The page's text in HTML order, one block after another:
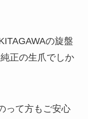
の旋盤
正の生爪でしか
って方もご安心